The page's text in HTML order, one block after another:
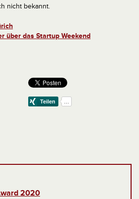
nicht bekannt.
über das Startup Weekend
2020